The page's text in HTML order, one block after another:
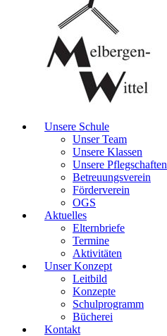
Unsere Schule
Unser Team
Unsere Klassen
Unsere Pflegschaften
Betreuungsverein
Förderverein
OGS
Aktuelles
Elternbriefe
Termine
Aktivitäten
Unser Konzept
Leitbild
Konzepte
Schulprogramm
Bücherei
Kontakt